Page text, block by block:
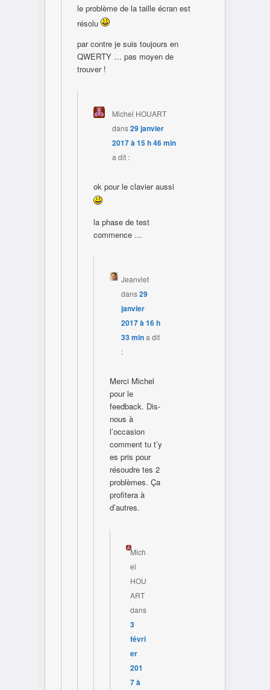
le problème de la taille écran est
résolu
par contre je suis toujours en
QWERTY … pas moyen de
trouver !
Michel HOUART
dans29 janvier
2017 à 15 h 46 min
a dit :
ok pour le clavier aussi
la phase de test
commence …
Jeanviet
dans29
janvier
2017 à 16 h
33 mina dit
:
Merci Michel
pour le
feedback. Dis-
nous à
l’occasion
comment tu t’y
es pris pour
résoudre tes 2
problèmes. Ça
profitera à
d’autres.
Mich
el
HOU
ART
dans
3
févri
er
201
7 à